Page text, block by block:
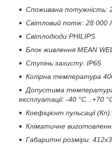
Споживана потужність:
Світловий потік: 28 000
Світлодіоди PHILIPS
Блок живлення MEAN
Ступінь захисту: IP65
Колірна температура
Допустима
експлуатації: -40 °C...+70
Коефіцієнт пульсації
Кліматичне
Габаритні розміри: